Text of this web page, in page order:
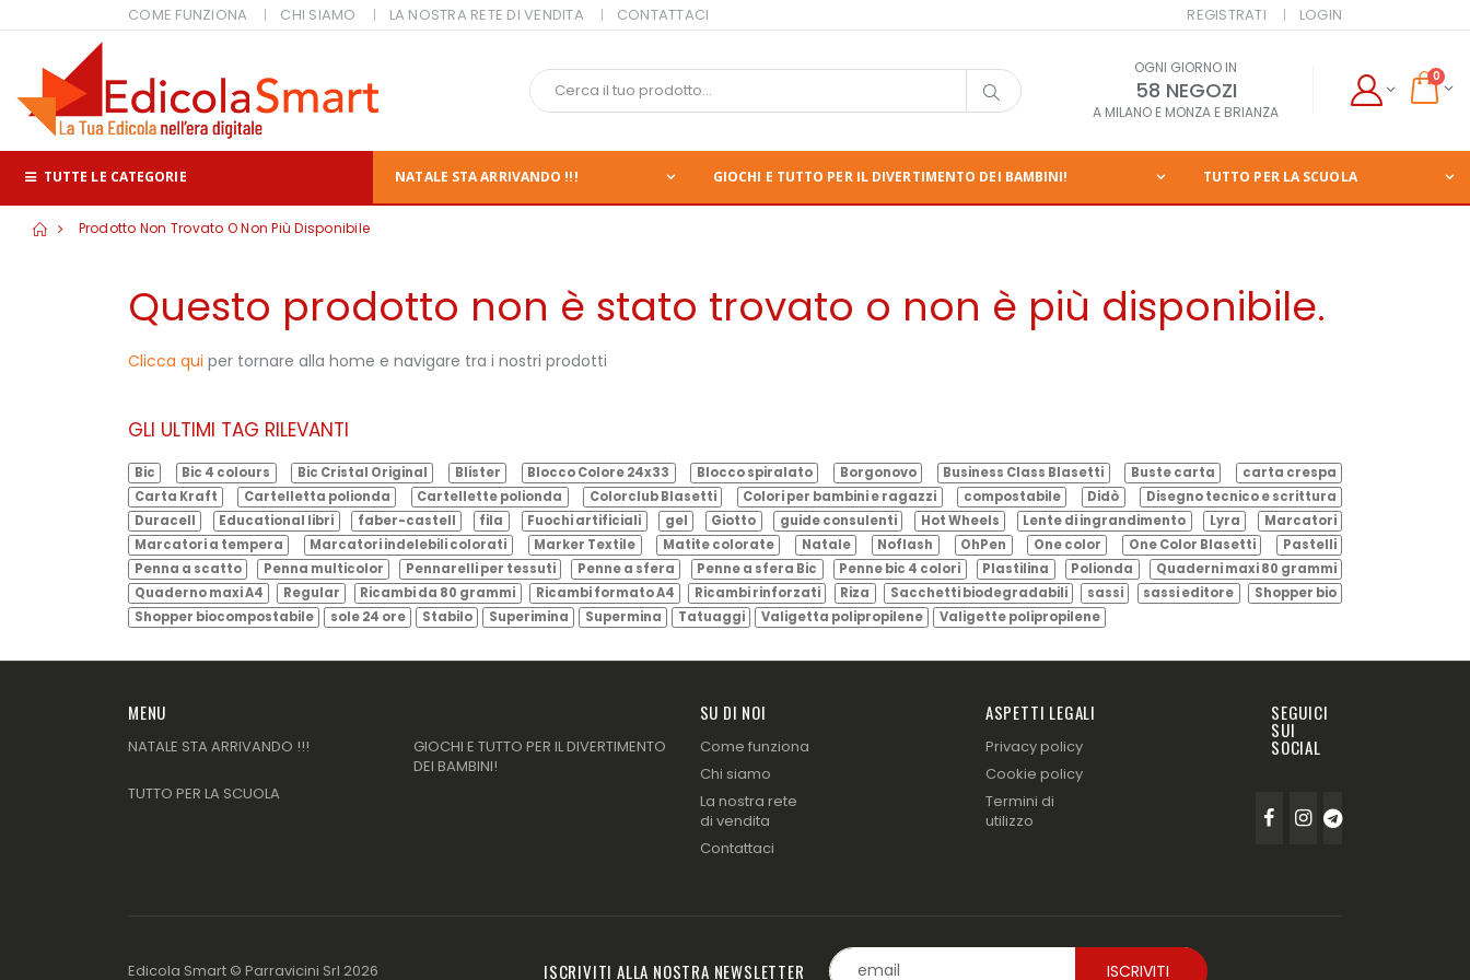
COME FUNZIONA CHI SIAMO LA NOSTRA RETE DI VENDITA CONTATTACI REGISTRATI LOGIN
OGNI GIORNO IN
58 NEGOZI
A MILANO E MONZA E BRIANZA
0
TUTTE LE CATEGORIE NATALE STA ARRIVANDO !!! GIOCHI E TUTTO PER IL DIVERTIMENTO DEI BAMBINI! TUTTO PER LA SCUOLA
Prodotto Non Trovato O Non Più Disponibile
Questo prodotto non è stato trovato o non è più disponibile.
Clicca qui per tornare alla home e navigare tra i nostri prodotti
GLI ULTIMI TAG RILEVANTI
Bic Bic 4 colours Bic Cristal Original Blister Blocco Colore 24x33 Blocco spiralato Borgonovo Business Class Blasetti Buste carta
carta crespa
Carta Kraft
Cartelletta polionda Cartellette polionda Colorclub Blasetti Colori per bambini e ragazzi compostabile Didò
Disegno tecnico e scrittura
Duracell
Educational libri faber-castell fila Fuochi artificiali gel Giotto guide consulenti Hot Wheels Lente di ingrandimento Lyra
Marcatori
Marcatori a tempera
Marcatori indelebili colorati Marker Textile Matite colorate Natale Noflash OhPen One color One Color Blasetti
Pastelli
Penna a scatto
Penna multicolor Pennarelli per tessuti Penne a sfera Penne a sfera Bic Penne bic 4 colori Plastilina Polionda
Quaderni maxi 80 grammi
Quaderno maxi A4
Regular Ricambi da 80 grammi Ricambi formato A4 Ricambi rinforzati Riza Sacchetti biodegradabili sassi sassi editore
Shopper bio
Shopper biocompostabile
sole 24 ore Stabilo Superimina Supermina Tatuaggi Valigetta polipropilene Valigette polipropilene
MENU
NATALE STA ARRIVANDO !!!
GIOCHI E TUTTO PER IL DIVERTIMENTO
DEI BAMBINI!
TUTTO PER LA SCUOLA
SU DI NOI
Come funziona
Chi siamo
La nostra rete
di vendita
Contattaci
ASPETTI LEGALI
Privacy policy
Cookie policy
Termini di
utilizzo
SEGUICI
SUI
SOCIAL
Edicola Smart © Parravicini Srl 2026 ISCRIVITI ALLA NOSTRA NEWSLETTER